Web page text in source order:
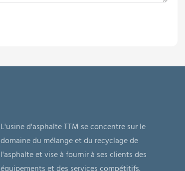
L'usine d'asphalte TTM se concentre sur le
domaine du mélange et du recyclage de
l'asphalte et vise à fournir à ses clients des